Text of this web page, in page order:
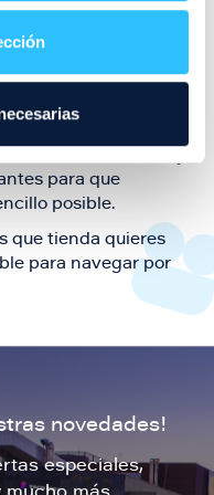
y shopping durante
de Puerto Venecia
para que
posible.
que tienda quieres
para navegar por
novedades!
especiales,